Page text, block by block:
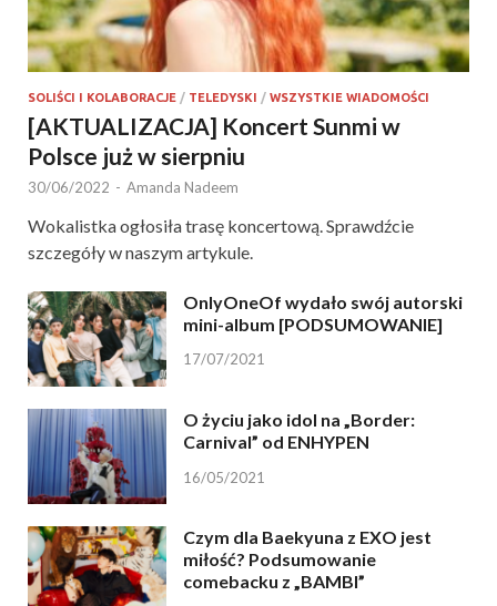
SOLIŚCI I KOLABORACJE / TELEDYSKI / WSZYSTKIE WIADOMOŚCI
[AKTUALIZACJA] Koncert Sunmi w
Polsce już w sierpniu
30/06/2022 - Amanda Nadeem
Wokalistka ogłosiła trasę koncertową. Sprawdźcie
szczegóły w naszym artykule.
OnlyOneOf wydało swój autorski
mini-album [PODSUMOWANIE]
17/07/2021
O życiu jako idol na „Border:
Carnival” od ENHYPEN
16/05/2021
Czym dla Baekyuna z EXO jest
miłość? Podsumowanie
comebacku z „BAMBI”